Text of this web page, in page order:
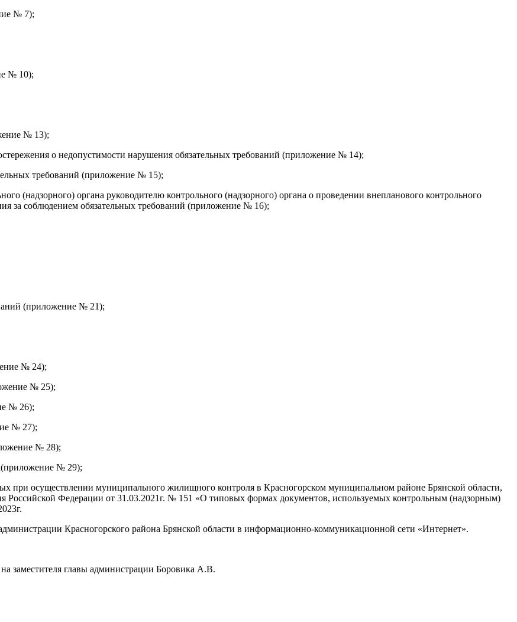
№ 7);
№ 10);
№ 13);
о недопустимости нарушения обязательных требований (приложение № 14);
требований (приложение № 15);
(надзорного) органа руководителю контрольного (надзорного) органа о проведении внепланового контрольного
за соблюдением обязательных требований (приложение № 16);
(приложение № 21);
№ 24);
№ 25);
№ 26);
№ 27);
№ 28);
№ 29);
при осуществлении муниципального жилищного контроля в Красногорском муниципальном районе Брянской области,
Российской Федерации от 31.03.2021г. № 151 «О типовых формах документов, используемых контрольным (надзорным)
Красногорского района Брянской области в информационно-коммуникационной сети «Интернет».
заместителя главы администрации Боровика А.В.